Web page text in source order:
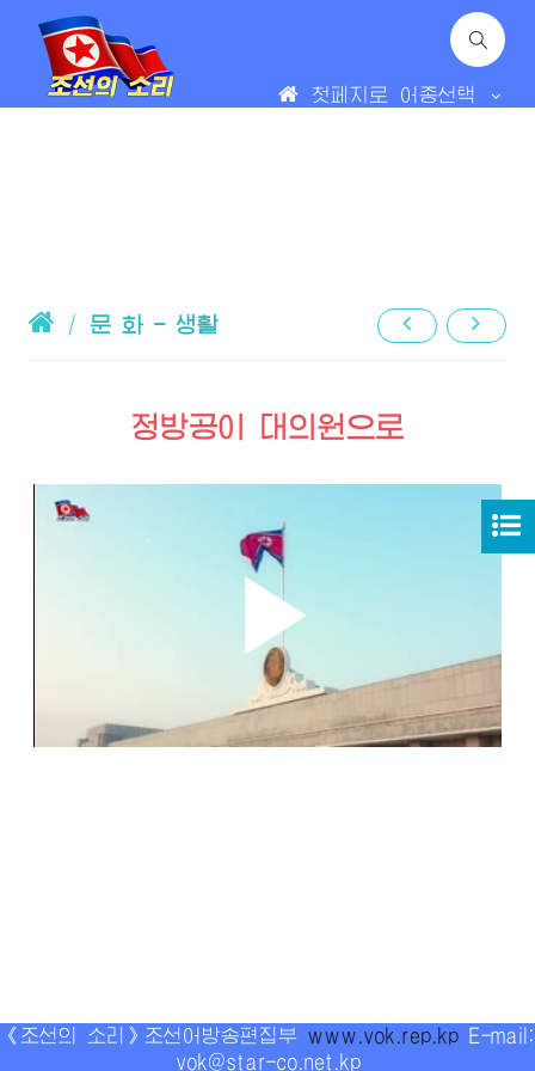
첫페지로 어종선택
/ 문 화 - 생활
정방공이 대의원으로
《조선의 소리》조선어방송편집부 www.vok.rep.kp E-mail:
vok@star-co.net.kp